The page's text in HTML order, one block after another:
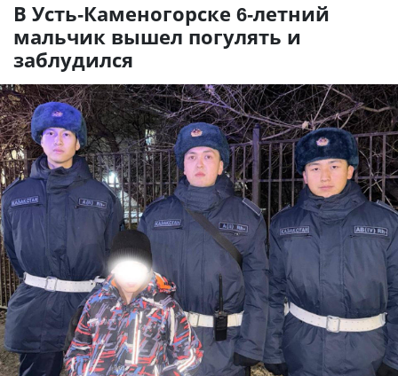
В Усть-Каменогорске 6-летний
мальчик вышел погулять и
заблудился